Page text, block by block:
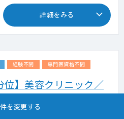
詳細をみる
経験不問 専門医資格不問
位】美容クリニック／
を変更する